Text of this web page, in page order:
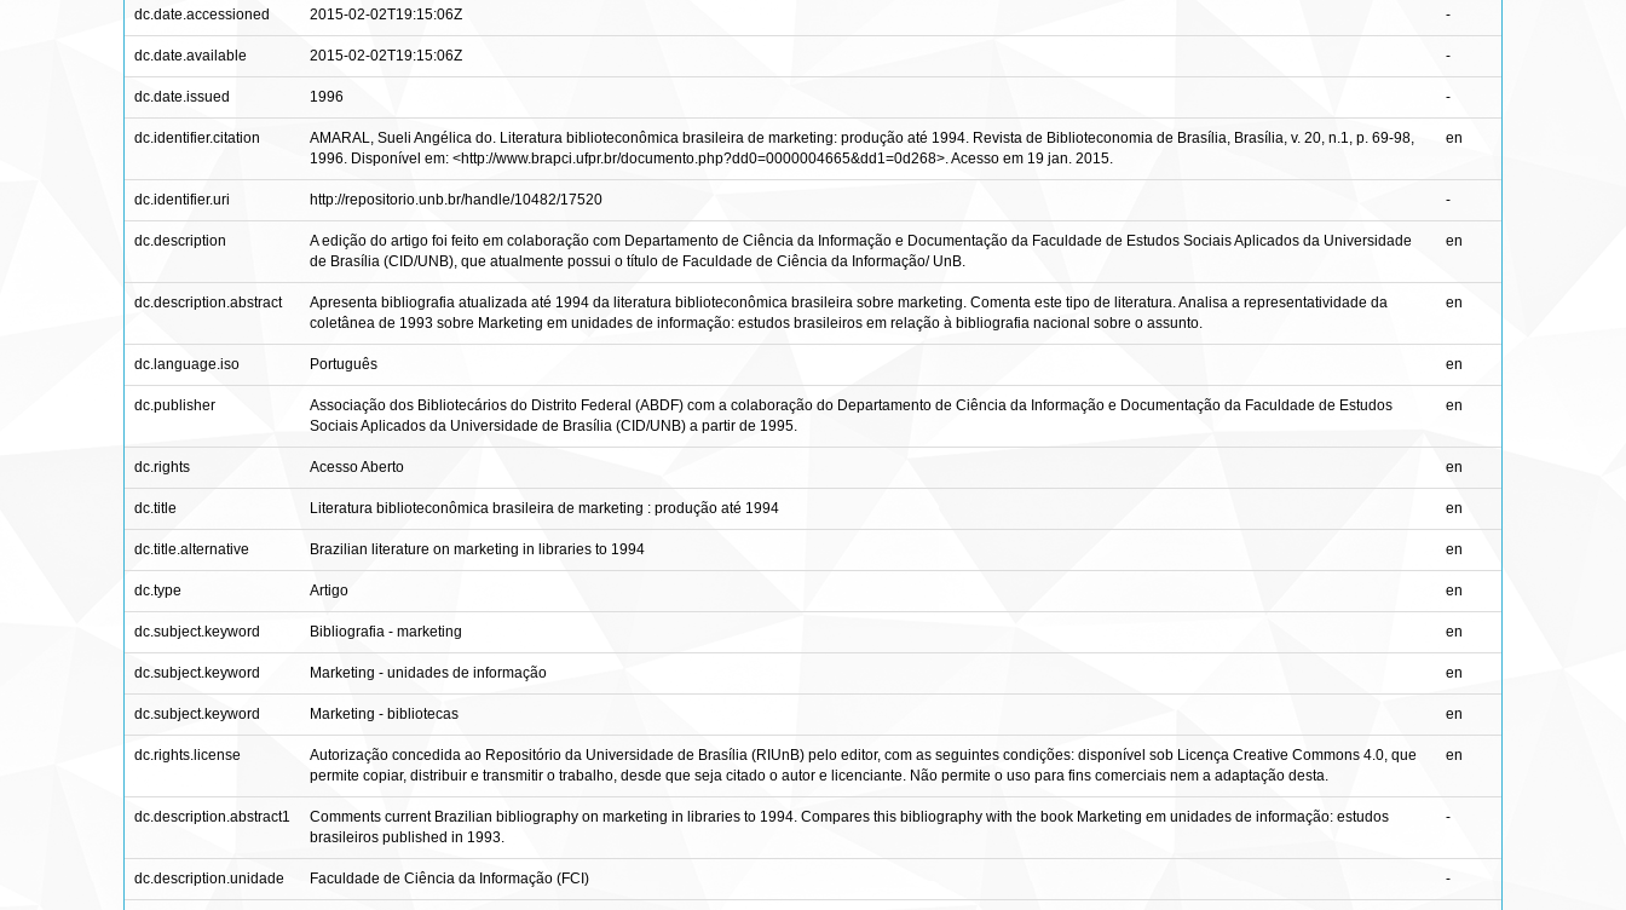
dc.date.accessioned 2015-02-02T19:15:06Z -
dc.date.available 2015-02-02T19:15:06Z -
dc.date.issued 1996 -
dc.identifier.citation
AMARAL, Sueli Angélica do. Literatura biblioteconômica brasileira de marketing: produção até 1994. Revista de Biblioteconomia de Brasília, Brasília, v. 20, n.1, p. 69-98,
1996. Disponível em: <http://www.brapci.ufpr.br/documento.php?dd0=0000004665&dd1=0d268>. Acesso em 19 jan. 2015.
en
dc.identifier.uri http://repositorio.unb.br/handle/10482/17520 -
dc.description
A edição do artigo foi feito em colaboração com Departamento de Ciência da Informação e Documentação da Faculdade de Estudos Sociais Aplicados da Universidade
de Brasília (CID/UNB), que atualmente possui o título de Faculdade de Ciência da Informação/ UnB.
en
dc.description.abstract
Apresenta bibliografia atualizada até 1994 da literatura biblioteconômica brasileira sobre marketing. Comenta este tipo de literatura. Analisa a representatividade da
coletânea de 1993 sobre Marketing em unidades de informação: estudos brasileiros em relação à bibliografia nacional sobre o assunto.
en
dc.language.iso Português en
dc.publisher
Associação dos Bibliotecários do Distrito Federal (ABDF) com a colaboração do Departamento de Ciência da Informação e Documentação da Faculdade de Estudos
Sociais Aplicados da Universidade de Brasília (CID/UNB) a partir de 1995.
en
dc.rights Acesso Aberto en
dc.title Literatura biblioteconômica brasileira de marketing : produção até 1994 en
dc.title.alternative Brazilian literature on marketing in libraries to 1994 en
dc.type Artigo en
dc.subject.keyword Bibliografia - marketing en
dc.subject.keyword Marketing - unidades de informação en
dc.subject.keyword Marketing - bibliotecas en
dc.rights.license
Autorização concedida ao Repositório da Universidade de Brasília (RIUnB) pelo editor, com as seguintes condições: disponível sob Licença Creative Commons 4.0, que
permite copiar, distribuir e transmitir o trabalho, desde que seja citado o autor e licenciante. Não permite o uso para fins comerciais nem a adaptação desta.
en
dc.description.abstract1
Comments current Brazilian bibliography on marketing in libraries to 1994. Compares this bibliography with the book Marketing em unidades de informação: estudos
brasileiros published in 1993.
-
dc.description.unidade Faculdade de Ciência da Informação (FCI) -